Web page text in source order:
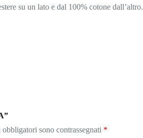
su un lato e dal 100% cotone dall’altro.
sono contrassegnati *